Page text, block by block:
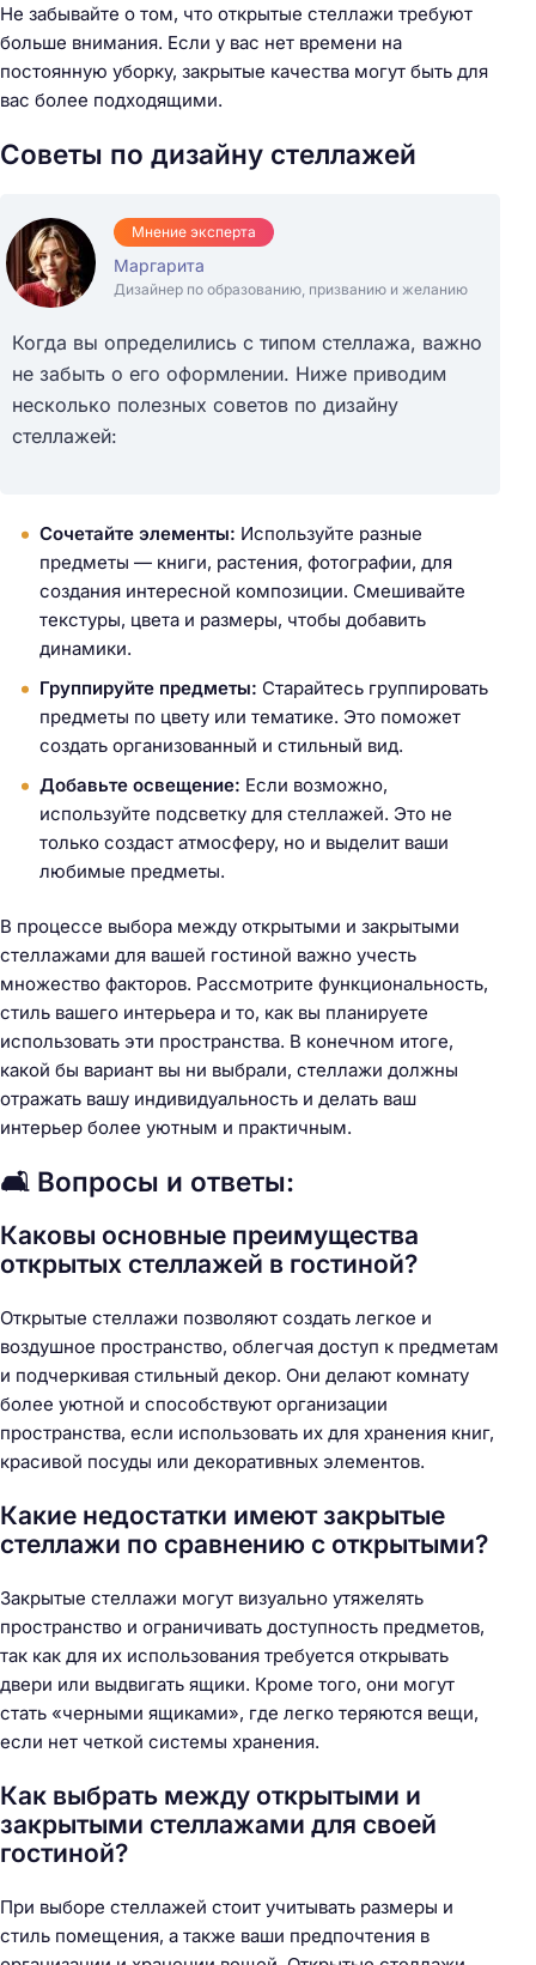
Не забывайте о том, что открытые стеллажи требуют
больше внимания. Если у вас нет времени на
постоянную уборку, закрытые качества могут быть для
вас более подходящими.
Советы по дизайну стеллажей
Мнение эксперта
Маргарита
Дизайнер по образованию, призванию и желанию
Когда вы определились с типом стеллажа, важно
не забыть о его оформлении. Ниже приводим
несколько полезных советов по дизайну
стеллажей:
Сочетайте элементы: Используйте разные
предметы — книги, растения, фотографии, для
создания интересной композиции. Смешивайте
текстуры, цвета и размеры, чтобы добавить
динамики.
Группируйте предметы: Старайтесь группировать
предметы по цвету или тематике. Это поможет
создать организованный и стильный вид.
Добавьте освещение: Если возможно,
используйте подсветку для стеллажей. Это не
только создаст атмосферу, но и выделит ваши
любимые предметы.
В процессе выбора между открытыми и закрытыми
стеллажами для вашей гостиной важно учесть
множество факторов. Рассмотрите функциональность,
стиль вашего интерьера и то, как вы планируете
использовать эти пространства. В конечном итоге,
какой бы вариант вы ни выбрали, стеллажи должны
отражать вашу индивидуальность и делать ваш
интерьер более уютным и практичным.
🛋️ Вопросы и ответы:
Каковы основные преимущества
открытых стеллажей в гостиной?
Открытые стеллажи позволяют создать легкое и
воздушное пространство, облегчая доступ к предметам
и подчеркивая стильный декор. Они делают комнату
более уютной и способствуют организации
пространства, если использовать их для хранения книг,
красивой посуды или декоративных элементов.
Какие недостатки имеют закрытые
стеллажи по сравнению с открытыми?
Закрытые стеллажи могут визуально утяжелять
пространство и ограничивать доступность предметов,
так как для их использования требуется открывать
двери или выдвигать ящики. Кроме того, они могут
стать «черными ящиками», где легко теряются вещи,
если нет четкой системы хранения.
Как выбрать между открытыми и
закрытыми стеллажами для своей
гостиной?
При выборе стеллажей стоит учитывать размеры и
стиль помещения, а также ваши предпочтения в
Н
и